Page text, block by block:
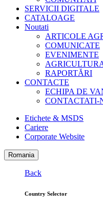
SERVICII DIGITALE
CATALOAGE
Noutati
ARTICOLE
COMUNICATE
EVENIMENTE
RAPORTĂRI
CONTACTE
ECHIPA DE
CONTACTATI-
Etichete & MSDS
Cariere
Corporate Website
Romania
Back
Country Selector